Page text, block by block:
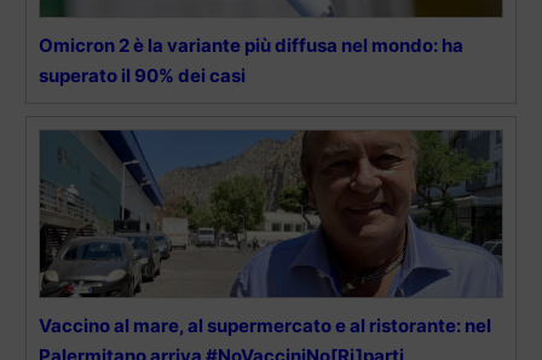
Omicron 2 è la variante più diffusa nel mondo: ha
superato il 90% dei casi
Vaccino al mare, al supermercato e al ristorante: nel